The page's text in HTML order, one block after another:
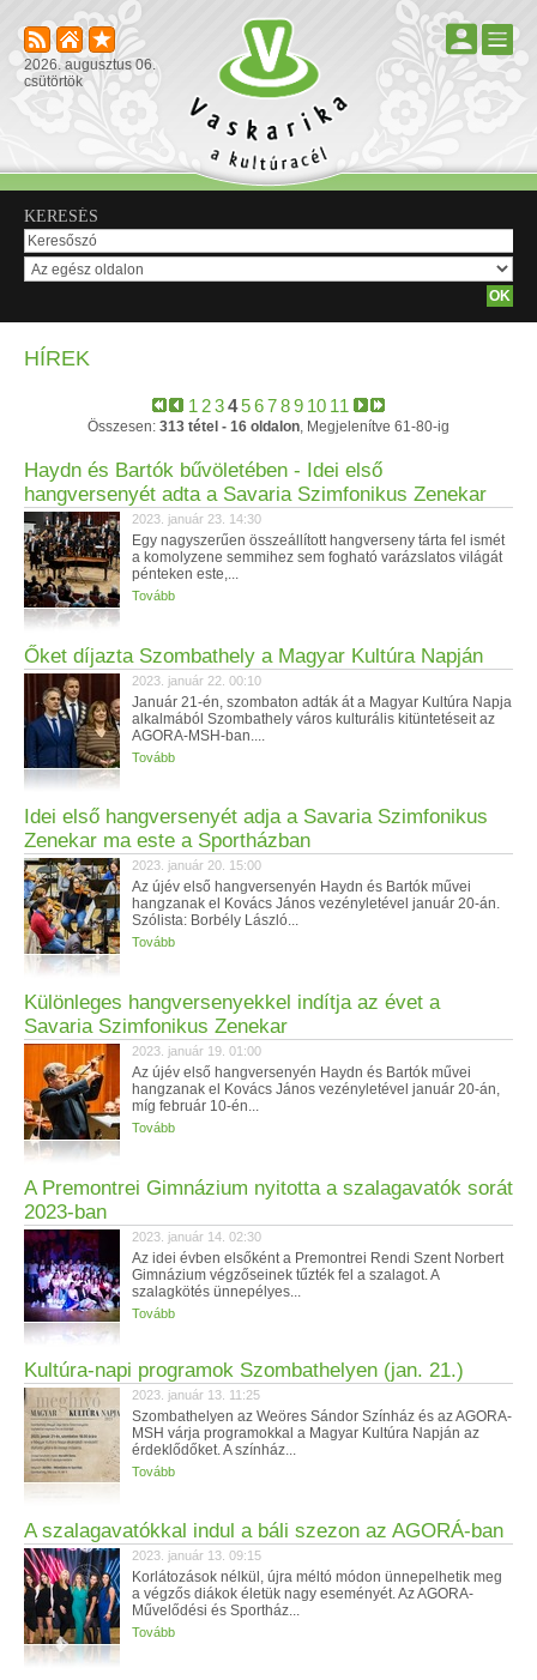
2026. augusztus 06.
csütörtök
KERESÉS
HÍREK
1 23456789 10 11
Összesen: 313 tétel - 16 oldalon, Megjelenítve 61-80-ig
Haydn és Bartók bűvöletében - Idei első
hangversenyét adta a Savaria Szimfonikus Zenekar
2023. január 23. 14:30
Egy nagyszerűen összeállított hangverseny tárta fel ismét
a komolyzene semmihez sem fogható varázslatos világát
pénteken este,...
Tovább
Őket díjazta Szombathely a Magyar Kultúra Napján
2023. január 22. 00:10
Január 21-én, szombaton adták át a Magyar Kultúra Napja
alkalmából Szombathely város kulturális kitüntetéseit az
AGORA-MSH-ban....
Tovább
Idei első hangversenyét adja a Savaria Szimfonikus
Zenekar ma este a Sportházban
2023. január 20. 15:00
Az újév első hangversenyén Haydn és Bartók művei
hangzanak el Kovács János vezényletével január 20-án.
Szólista: Borbély László...
Tovább
Különleges hangversenyekkel indítja az évet a
Savaria Szimfonikus Zenekar
2023. január 19. 01:00
Az újév első hangversenyén Haydn és Bartók művei
hangzanak el Kovács János vezényletével január 20-án,
míg február 10-én...
Tovább
A Premontrei Gimnázium nyitotta a szalagavatók sorát
2023-ban
2023. január 14. 02:30
Az idei évben elsőként a Premontrei Rendi Szent Norbert
Gimnázium végzőseinek tűzték fel a szalagot. A
szalagkötés ünnepélyes...
Tovább
Kultúra-napi programok Szombathelyen (jan. 21.)
2023. január 13. 11:25
Szombathelyen az Weöres Sándor Színház és az AGORA-
MSH várja programokkal a Magyar Kultúra Napján az
érdeklődőket. A színház...
Tovább
A szalagavatókkal indul a báli szezon az AGORÁ-ban
2023. január 13. 09:15
Korlátozások nélkül, újra méltó módon ünnepelhetik meg
a végzős diákok életük nagy eseményét. Az AGORA-
Művelődési és Sportház...
Tovább